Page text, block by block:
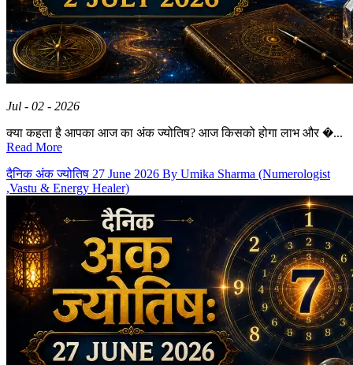
Jul - 02 - 2026
क्या कहता है आपका आज का अंक ज्योतिष? आज किसको होगा लाभ और �...
Read More
दैनिक अंक ज्योतिष 27 June 2026 By Umika Sharma (Numerologist
,Vastu & Energy Healer)